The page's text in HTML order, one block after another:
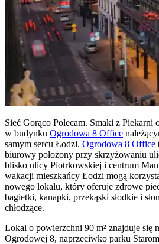
Sieć Gorąco Polecam. Smaki z Piekarni
w budynku Ogrodowa 8 Office
samym sercu Łodzi. Ogrodowa 8 Office
biurowy położony przy skrzyżowaniu
blisko ulicy Piotrkowskiej i centrum
wakacji mieszkańcy Łodzi mogą
nowego lokalu, który oferuje zdrowe
bagietki, kanapki, przekąski słodkie i
chłodzące.
Lokal o powierzchni 90 m² znajduje się
Ogrodowej 8, naprzeciwko parku